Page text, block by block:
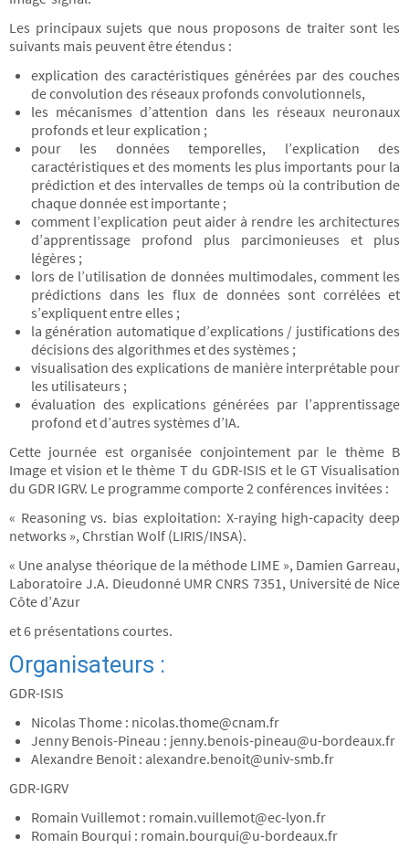
Les principaux sujets que nous proposons de traiter sont les
suivants mais peuvent être étendus :
explication des caractéristiques générées par des couches
de convolution des réseaux profonds convolutionnels,
les mécanismes d’attention dans les réseaux neuronaux
profonds et leur explication ;
pour les données temporelles, l’explication des
caractéristiques et des moments les plus importants pour la
prédiction et des intervalles de temps où la contribution de
chaque donnée est importante ;
comment l’explication peut aider à rendre les architectures
d’apprentissage profond plus parcimonieuses et plus
légères ;
lors de l’utilisation de données multimodales, comment les
prédictions dans les flux de données sont corrélées et
s’expliquent entre elles ;
la génération automatique d’explications / justifications des
décisions des algorithmes et des systèmes ;
visualisation des explications de manière interprétable pour
les utilisateurs ;
évaluation des explications générées par l’apprentissage
profond et d’autres systèmes d’IA.
Cette journée est organisée conjointement par le thème B
Image et vision et le thème T du GDR-ISIS et le GT Visualisation
du GDR IGRV. Le programme comporte 2 conférences invitées :
« Reasoning vs. bias exploitation: X-raying high-capacity deep
networks », Chrstian Wolf (LIRIS/INSA).
« Une analyse théorique de la méthode LIME », Damien Garreau,
Laboratoire J.A. Dieudonné UMR CNRS 7351, Université de Nice
Côte d’Azur
et 6 présentations courtes.
Organisateurs :
GDR-ISIS
Nicolas Thome : nicolas.thome@cnam.fr
Jenny Benois-Pineau : jenny.benois-pineau@u-bordeaux.fr
Alexandre Benoit : alexandre.benoit@univ-smb.fr
GDR-IGRV
Romain Vuillemot : romain.vuillemot@ec-lyon.fr
Romain Bourqui : romain.bourqui@u-bordeaux.fr